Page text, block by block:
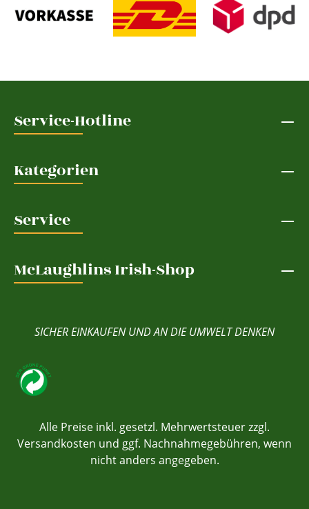
Service-Hotline
Kategorien
Service
McLaughlins Irish-Shop
SICHER EINKAUFEN UND AN DIE UMWELT DENKEN
Alle Preise inkl. gesetzl. Mehrwertsteuer zzgl.
Versandkosten und ggf. Nachnahmegebühren, wenn
nicht anders angegeben.